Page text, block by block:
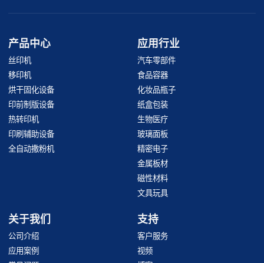
产品中心
丝印机
移印机
烘干固化设备
印前制版设备
热转印机
印刷辅助设备
全自动撒粉机
应用行业
汽车零部件
食品容器
化妆品瓶子
纸盒包装
生物医疗
玻璃面板
精密电子
金属板材
磁性材料
文具玩具
关于我们
公司介绍
应用案例
支持
客户服务
视频